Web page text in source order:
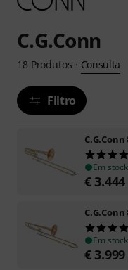
C.G.Conn
18 Produtos · Consulta
Filtro
C.G.Conn
Em stock
€ 3.444
C.G.Conn
Em stock
€ 3.999